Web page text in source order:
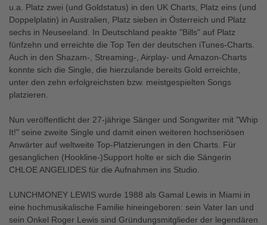
u.a. Platz zwei (und Goldstatus) in den UK Charts, Platz eins (und
Doppelplatin) in Australien, Platz sieben in Österreich und Platz
sechs in Neuseeland. In Deutschland peakte "Bills" auf Platz
fünfzehn und erreichte die Top Ten der deutschen iTunes-Charts.
Auch in den Shazam-, Streaming-, Airplay- und Amazon-Charts
konnte sich die Single, die hierzulande bereits Gold erreichte,
unter den zehn erfolgreichsten bzw. meistgespielten Songs
platzieren.
Nun veröffentlicht der 27-jährige Sänger und Songwriter mit "Whip
It!" seine zweite Single und damit einen weiteren hochseriösen
Anwärter auf weltweite Top-Platzierungen in den Charts. Für
gesanglichen (Hookline-)Support holte er sich die Sängerin
CHLOE ANGELIDES für die Aufnahmen ins Studio.
LUNCHMONEY LEWIS wurde 1988 als Gamal Lewis in Miami in
eine hochmusikalische Familie hineingeboren: sein Vater Ian und
sein Onkel Roger Lewis sind Gründungsmitglieder der legendären